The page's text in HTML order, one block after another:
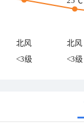
北风
北风
<3级 <3级